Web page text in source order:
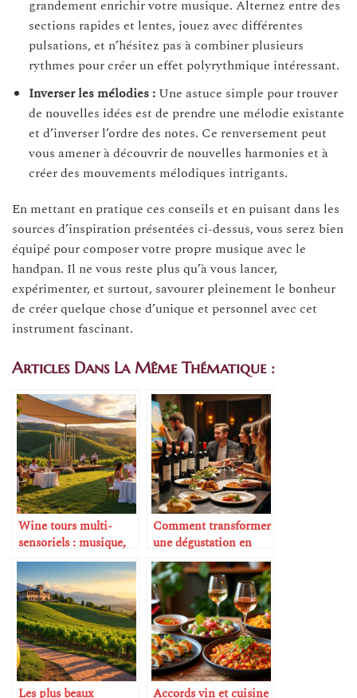
grandement enrichir votre musique. Alternez entre des
sections rapides et lentes, jouez avec différentes
pulsations, et n’hésitez pas à combiner plusieurs
rythmes pour créer un effet polyrythmique intéressant.
Inverser les mélodies :Une astuce simple pour trouver
de nouvelles idées est de prendre une mélodie existante
et d’inverser l’ordre des notes. Ce renversement peut
vous amener à découvrir de nouvelles harmonies et à
créer des mouvements mélodiques intrigants.
En mettant en pratique ces conseils et en puisant dans les
sources d’inspiration présentées ci-dessus, vous serez bien
équipé pour composer votre propre musique avec le
handpan. Il ne vous reste plus qu’à vous lancer,
expérimenter, et surtout, savourer pleinement le bonheur
de créer quelque chose d’unique et personnel avec cet
instrument fascinant.
Articles Dans La Même Thématique :
Wine tours multi-
sensoriels : musique,
art et dégustation
Comment transformer
une dégustation en
expérience artistique
Les plus beaux
Accords vin et cuisine